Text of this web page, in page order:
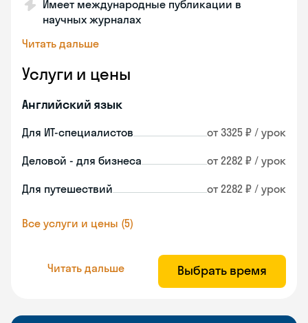
Имеет международные публикации в
научных журналах
Читать дальше
Услуги и цены
Английский язык
Для ИТ-специалистов от 3325 ₽ / урок
Деловой - для бизнеса от 2282 ₽ / урок
Для путешествий от 2282 ₽ / урок
Все услуги и цены (5)
Читать дальше Выбрать время